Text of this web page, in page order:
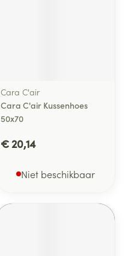
Cara C'air
Cara C'air Kussenhoes
50x70
€ 20,14
Niet beschikbaar